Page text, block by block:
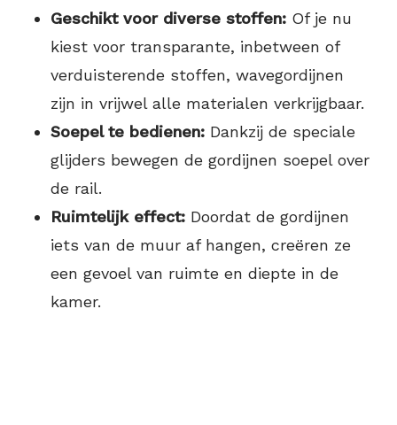
Geschikt voor diverse stoffen:Of je nu
kiest voor transparante, inbetween of
verduisterende stoffen, wavegordijnen
zijn in vrijwel alle materialen verkrijgbaar.​
Soepel te bedienen:Dankzij de speciale
glijders bewegen de gordijnen soepel over
de rail.
Ruimtelijk effect:Doordat de gordijnen
iets van de muur af hangen, creëren ze
een gevoel van ruimte en diepte in de
kamer.​